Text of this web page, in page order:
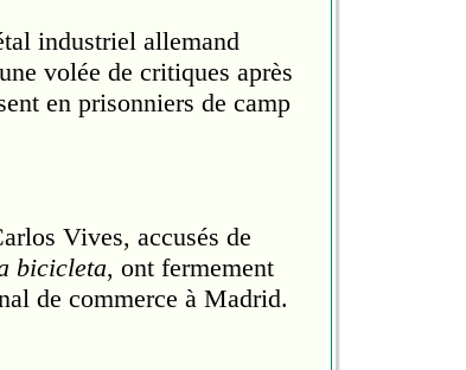
industriel allemand
volée de critiques après
en prisonniers de camp
Vives, accusés de
bicicleta, ont fermement
de commerce à Madrid.